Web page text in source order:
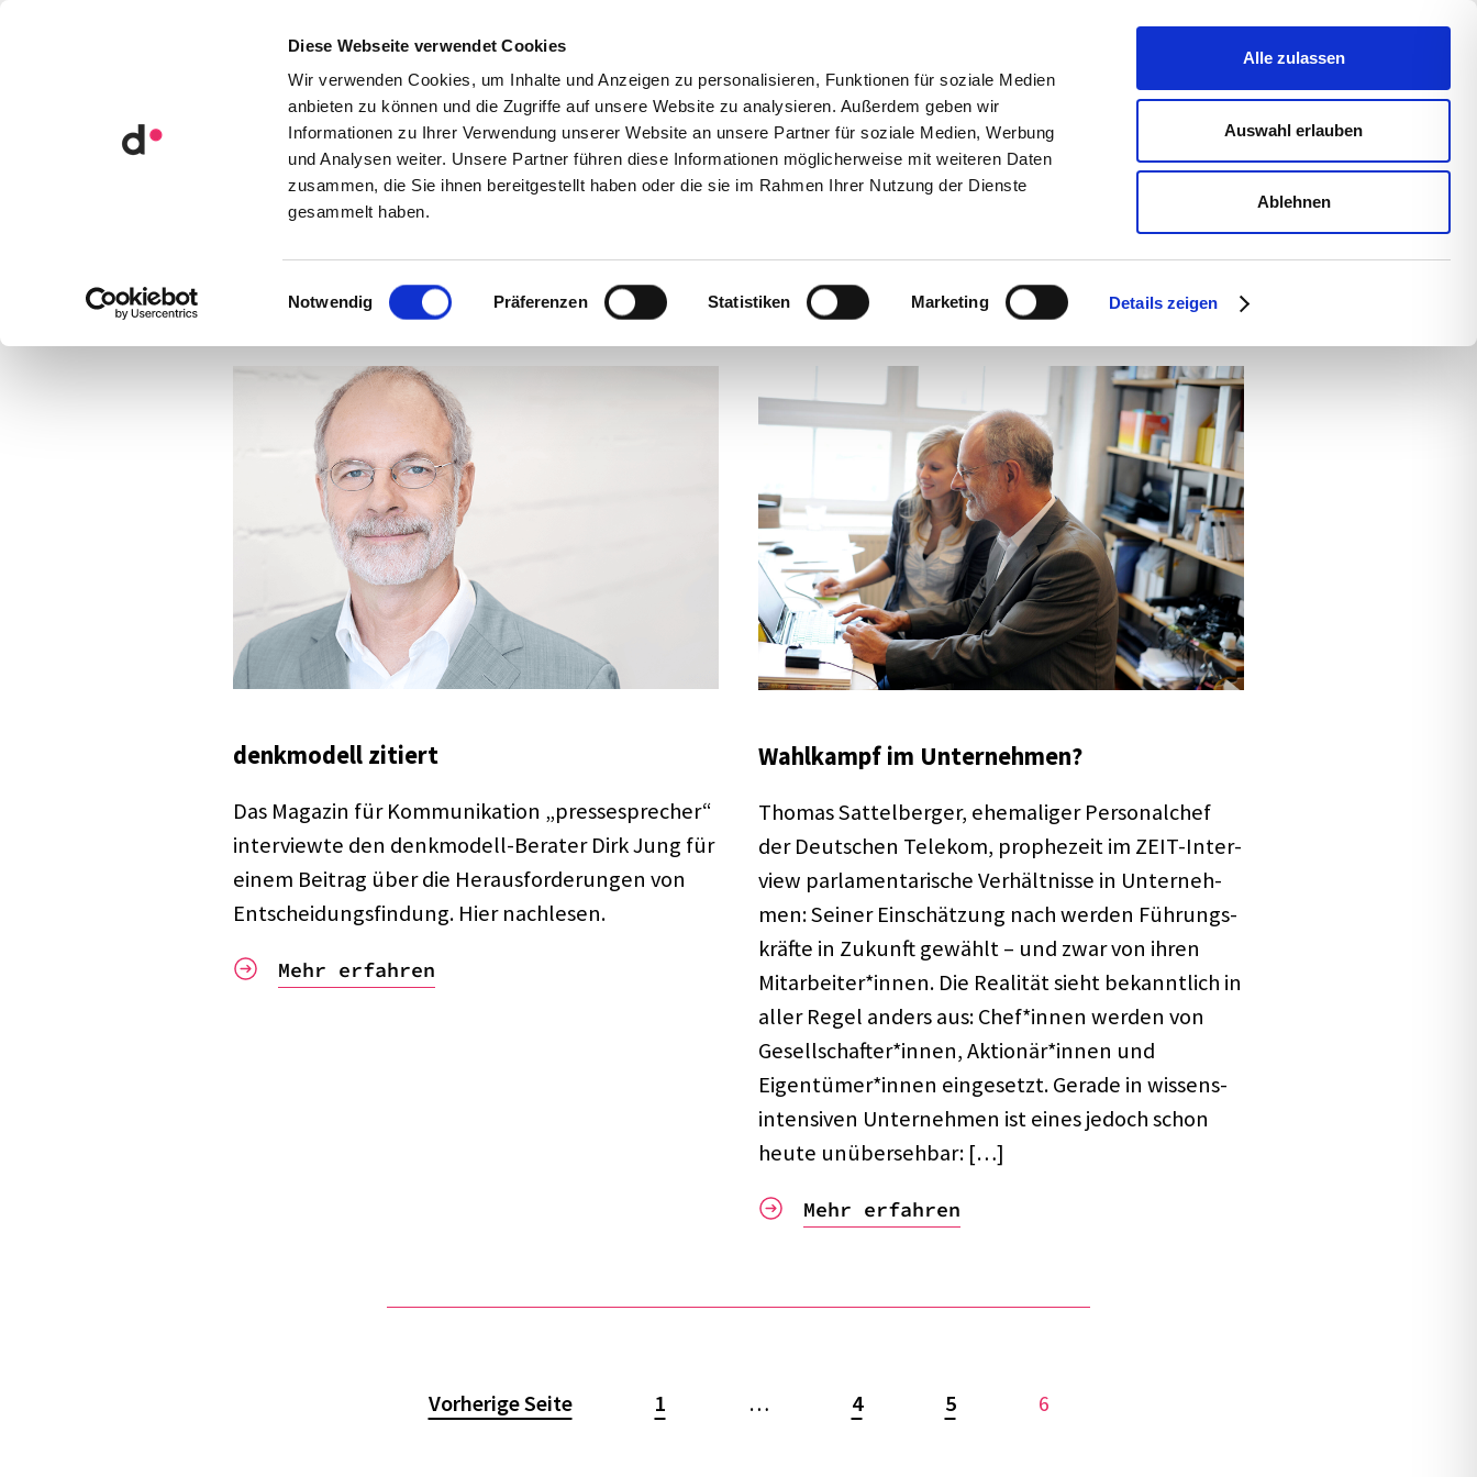
Diese Webseite verwendet Cookies
Wir verwenden Cookies, um Inhalte und Anzeigen zu personalisieren, Funktionen für soziale Medien
anbieten zu können und die Zugriffe auf unsere Website zu analysieren. Außerdem geben wir
Informationen zu Ihrer Verwendung unserer Website an unsere Partner für soziale Medien, Werbung
und Analysen weiter. Unsere Partner führen diese Informationen möglicherweise mit weiteren Daten
zusammen, die Sie ihnen bereitgestellt haben oder die sie im Rahmen Ihrer Nutzung der Dienste
gesammelt haben.
Einwilligungsauswahl
Notwendig Präferenzen Statistiken Marketing Details zeigen
Alle zulassen
Auswahl erlauben
Ablehnen
Orga­ni­sa­ti­ons­ent­wick­lung Mode­ra­tion
KATEGORIE • LESEN, HÖREN, SCHAUEN!
denk­mo­dell zitiert
Das Maga­zin für Kommu­ni­ka­tion „pres­se­spre­cher“
inter­viewte den denk­­mo­­dell-Bera­­ter Dirk Jung für
einem Beitrag über die Heraus­for­de­run­gen von
Entschei­dungs­fin­dung. Hier nach­le­sen.
Mehr erfahren
Wahl­kampf im Unter­neh­men?
Thomas Sattel­ber­ger, ehema­li­ger Perso­nal­chef
der Deut­schen Tele­kom, prophe­zeit im ZEIT-Inter­­
view parla­men­ta­ri­sche Verhält­nisse in Unter­neh­
men: Seiner Einschät­zung nach werden Führungs­
kräfte in Zukunft gewählt – und zwar von ihren
Mitarbeiter*innen. Die Reali­tät sieht bekannt­lich in
aller Regel anders aus: Chef*innen werden von
Gesellschafter*innen, Aktionär*innen und
Eigentümer*innen einge­setzt. Gerade in wissens­
in­ten­si­ven Unter­neh­men ist eines jedoch schon
heute unüber­seh­bar: […]
Mehr erfahren
Vorherige Seite 1 … 4 5 6